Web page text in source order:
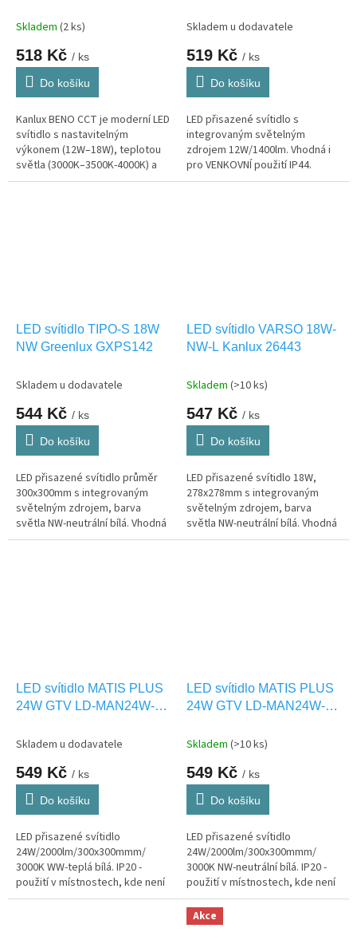
Skladem (2 ks)
518 Kč / ks
Do košíku
Kanlux BENO CCT je moderní LED
svítidlo s nastavitelným
výkonem (12W–18W), teplotou
světla (3000K–3500K-4000K) a
vysokou odolností (IP65). Ideální
Skladem u dodavatele
519 Kč / ks
Do košíku
LED přisazené svítidlo s
integrovaným světelným
zdrojem 12W/1400lm. Vhodná i
pro VENKOVNÍ použití IP44.
LED svítidlo TIPO-S 18W
NW Greenlux GXPS142
Skladem u dodavatele
544 Kč / ks
Do košíku
LED přisazené svítidlo průměr
300x300mm s integrovaným
světelným zdrojem, barva
světla NW-neutrální bílá. Vhodná
pro VENKOVNÍ použití IP66.
LED svítidlo VARSO 18W-
NW-L Kanlux 26443
Skladem (>10 ks)
547 Kč / ks
Do košíku
LED přisazené svítidlo 18W,
278x278mm s integrovaným
světelným zdrojem, barva
světla NW-neutrální bílá. Vhodná
i pro VENKOVNÍ osvětlení IP54.
LED svítidlo MATIS PLUS
24W GTV LD-MAN24W-
Skladem u dodavatele
549 Kč / ks
Do košíku
LED přisazené svítidlo
24W/2000lm/300x300mmm/
3000K WW-teplá bílá. IP20 -
použití v místnostech, kde není
vystaveno vlhkosti.
LED svítidlo MATIS PLUS
24W GTV LD-MAN24W-
Skladem (>10 ks)
549 Kč / ks
Do košíku
LED přisazené svítidlo
24W/2000lm/300x300mmm/
3000K NW-neutrální bílá. IP20 -
použití v místnostech, kde není
vystaveno vlhkosti.
Akce